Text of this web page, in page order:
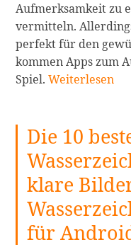
Aufmerksamkeit zu
vermitteln.
perfekt für den
kommen Apps zum
Spiel.Die
Apps
Ausschneiden
von
Bildern
für
iPhone
Weiterlesen
Die 10
klare
für